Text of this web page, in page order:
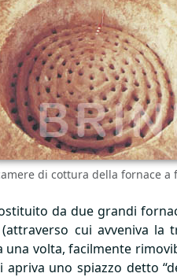
di cottura della fornace
da due grandi
cui avveniva la
volta, facilmente
uno spiazzo detto